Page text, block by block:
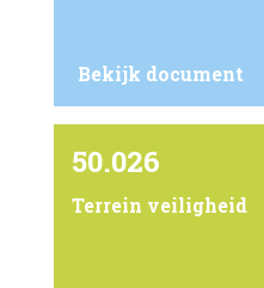
Bekijk document
50.026
Terrein veiligheid